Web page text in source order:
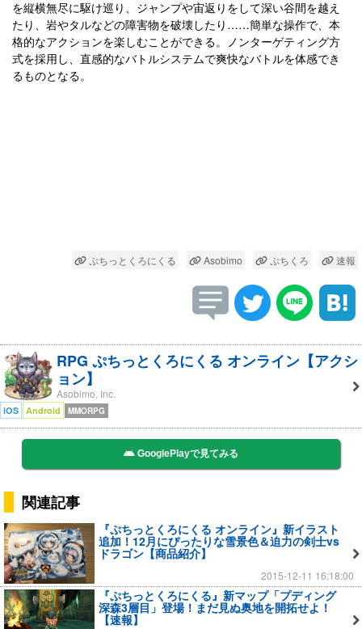
を縦横無尽に駆け巡り、ジャンプや宙返りをして深い谷間を越え
たり、岩やタルなどの障害物を破壊したり……簡単な操作で、本
格的なアクションを楽しむことができる。ノンターゲティング方
式を採用し、直感的なバトルシステムで爽快なバトルを体感でき
るものとなる。
ぷちっとくろにくる Asobimo ぷちくろ 速報
RPG ぷちっとくろにくる オンライン【アクシ
ョン】
Asobimo, Inc.
iOS Android MMORPG
GooglePlayで見てみる
関連記事
『ぷちっとくろにくる オンライン』新イラスト
追加！12月にぴったりな雪景色＆迫力の剣士vs
ドラゴン【商品紹介】
2015-12-11 16:18:00
『ぷちっとくろにくる』新マップ「プディング
深森3層目」登場！まだ見ぬ奥地を開拓せよ！
【速報】